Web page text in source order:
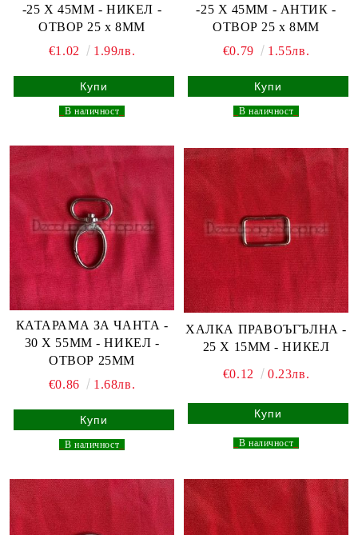
-25 Х 45ММ - НИКЕЛ -
ОТВОР 25 х 8ММ
€1.02
1.99лв.
В наличност
-25 Х 45ММ - АНТИК -
ОТВОР 25 х 8ММ
€0.79
1.55лв.
В наличност
КАТАРАМА ЗА ЧАНТА -
30 Х 55ММ - НИКЕЛ -
ОТВОР 25ММ
€0.86
1.68лв.
В наличност
ХАЛКА ПРАВОЪГЪЛНА -
25 Х 15ММ - НИКЕЛ
€0.12 0.23лв.
В наличност